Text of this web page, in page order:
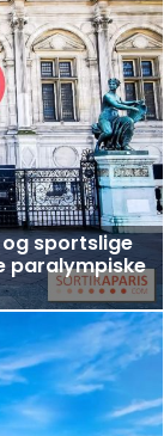
sportslige
paralympiske